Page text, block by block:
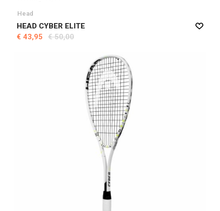
Head
HEAD CYBER ELITE
€ 43,95
€ 50,00